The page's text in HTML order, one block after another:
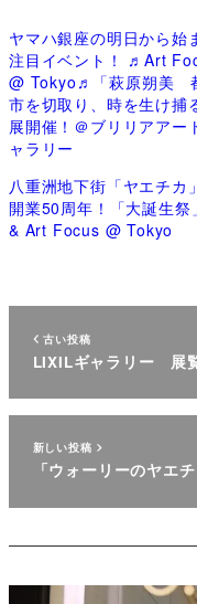
ヤマハ銀座の明日から始
注目イベント！ ♬Art
@ Tokyo♬「萩原朔美
市を切取り、時を生け捕
展開催！＠ブリリアアー
ャラリー
八重洲地下街「ヤエチカ
開業50周年！「大誕生祭」
& Art Focus @ Tokyo
古い投稿
LIXILギャラリー 展
新しい投稿
「ウォーリーのヤエ